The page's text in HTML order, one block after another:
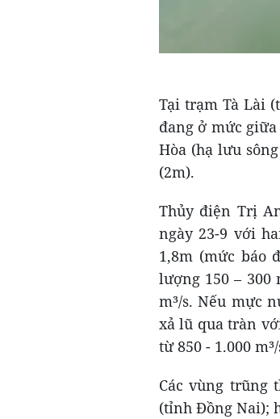
Tại trạm Tà Lài
đang ở mức
Hòa (hạ lưu
(2m).
Thủy điện Trị
ngày 23-9 với
1,8m (mức báo
lượng 150 – 300
m³/s. Nếu mực
xả lũ qua tràn
từ 850 - 1.000
Các vùng trũng
(tỉnh Đồng Nai);